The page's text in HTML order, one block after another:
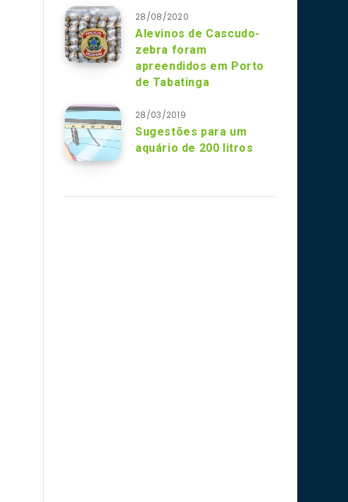
28/08/2020
Alevinos de Cascudo-
zebra foram
apreendidos em Porto
de Tabatinga
28/03/2019
Sugestões para um
aquário de 200 litros